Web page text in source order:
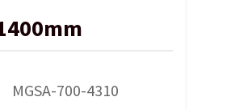
MGSA-700-4310